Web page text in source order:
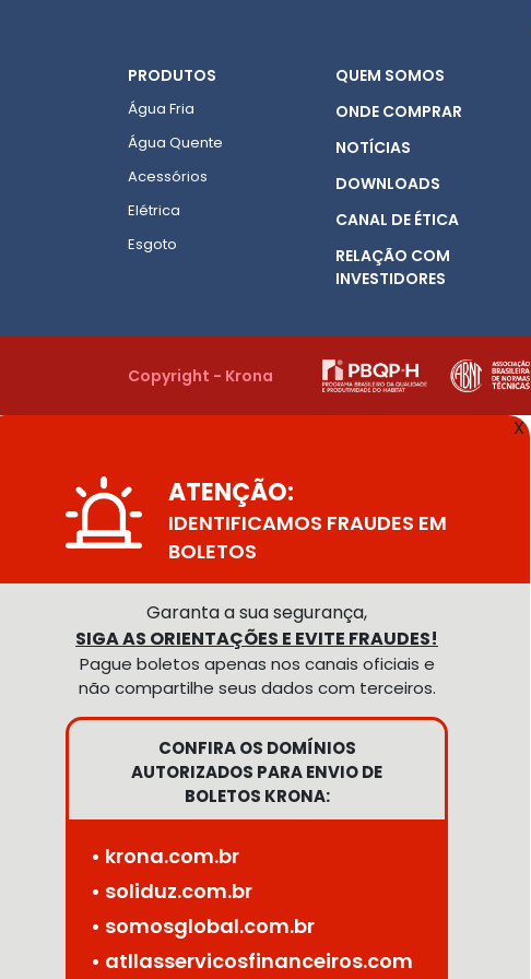
PRODUTOS
Água Fria
Água Quente
Acessórios
Elétrica
Esgoto
QUEM SOMOS
ONDE COMPRAR
NOTÍCIAS
DOWNLOADS
CANAL DE ÉTICA
RELAÇÃO COM
INVESTIDORES
Copyright - Krona
X
ATENÇÃO:
IDENTIFICAMOS FRAUDES EM
BOLETOS
Garanta a sua segurança,
SIGA AS ORIENTAÇÕES E EVITE FRAUDES!
Pague boletos apenas nos canais oficiais e
não compartilhe seus dados com terceiros.
CONFIRA OS DOMÍNIOS
AUTORIZADOS PARA ENVIO DE
BOLETOS KRONA:
• krona.com.br
• soliduz.com.br
• somosglobal.com.br
• atllasservicosfinanceiros.com